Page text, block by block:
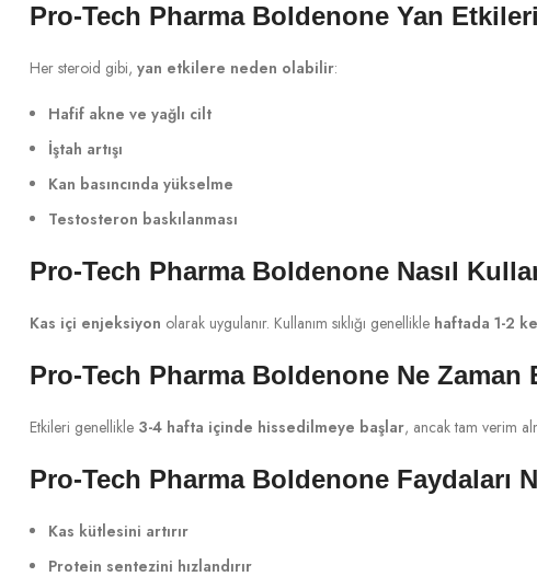
Pro-Tech Pharma Boldenone Yan Etkileri
Her steroid gibi, yan etkilere neden olabilir:
Hafif akne ve yağlı cilt
İştah artışı
Kan basıncında yükselme
Testosteron baskılanması
Pro-Tech Pharma Boldenone Nasıl
Kas içi enjeksiyon olarak uygulanır. Kullanım sıklığı genellikle haftada 1-2
Pro-Tech Pharma Boldenone Ne Zaman
Etkileri genellikle 3-4 hafta içinde hissedilmeye başlar, ancak tam verim
Pro-Tech Pharma Boldenone Faydaları
Kas kütlesini artırır
Protein sentezini hızlandırır